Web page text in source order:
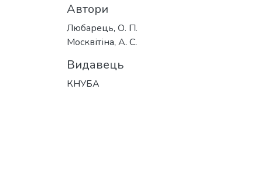
Автори
Любарець, О. П.
Москвітіна, А. С.
Видавець
КНУБА